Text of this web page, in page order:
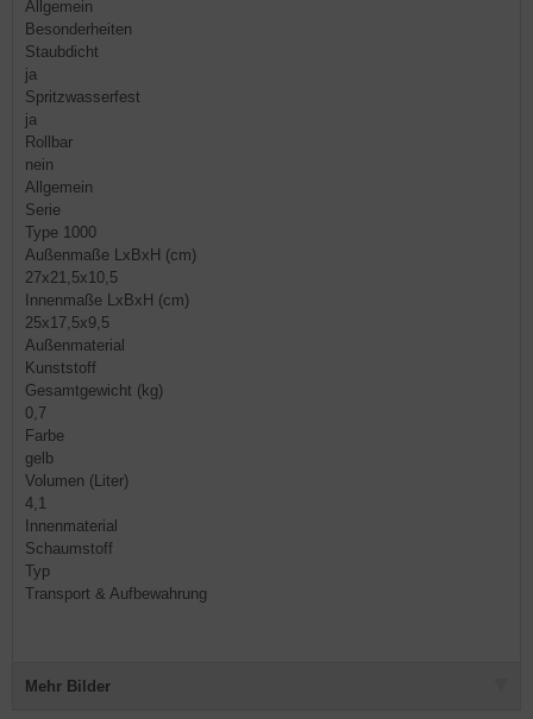
Allgemein
Besonderheiten
Staubdicht
ja
Spritzwasserfest
ja
Rollbar
nein
Allgemein
Serie
Type 1000
Außenmaße LxBxH (cm)
27x21,5x10,5
Innenmaße LxBxH (cm)
25x17,5x9,5
Außenmaterial
Kunststoff
Gesamtgewicht (kg)
0,7
Farbe
gelb
Volumen (Liter)
4,1
Innenmaterial
Schaumstoff
Typ
Transport & Aufbewahrung
Mehr Bilder